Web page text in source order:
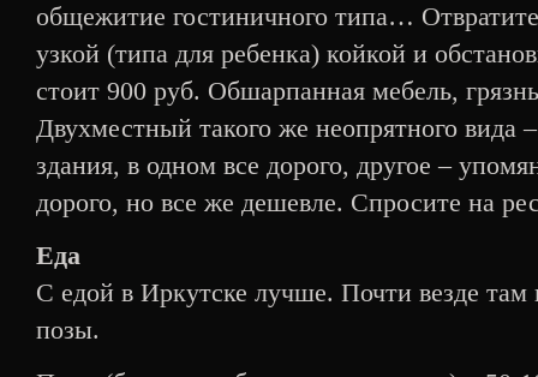
общежитие гостиничного типа…
узкой (типа для ребенка) койкой и
стоит 900 руб. Обшарпанная мебель,
Двухместный такого же неопрятного вида
здания, в одном все дорого, другое –
дорого, но все же дешевле. Спросите на
Еда
С едой в Иркутске лучше. Почти везде там
позы.